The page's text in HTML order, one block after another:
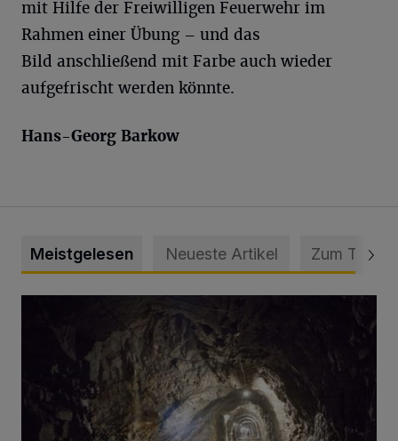
mit Hilfe der Freiwilligen Feuerwehr im
Rahmen einer Übung – und das
Bild anschließend mit Farbe auch wieder
aufgefrischt werden könnte.
Hans-Georg Barkow
Meistgelesen Neueste Artikel Zum Thema